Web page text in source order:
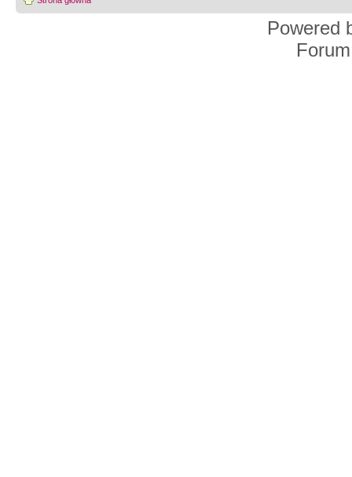
Powered